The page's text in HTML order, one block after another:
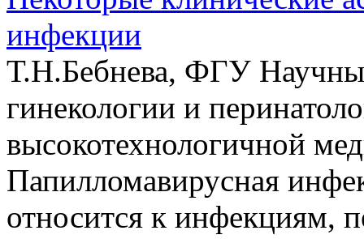
инфекции
Т.Н.Бебнева, ФГУ
гинекологии и
высокотехнологичной
Папилломавирусная
относится к инфекциям,